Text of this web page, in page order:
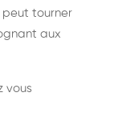
peut tourner
aux
vous